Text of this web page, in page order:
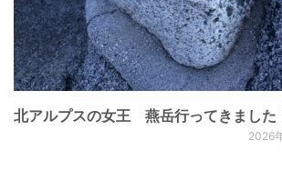
北アルプスの女王 燕岳行ってきました
2026